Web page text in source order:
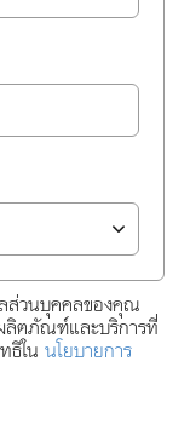
ลส่วนบุคคลของคุณ
ลิตภัณฑ์และบริการที่
ธิใน นโยบายการ